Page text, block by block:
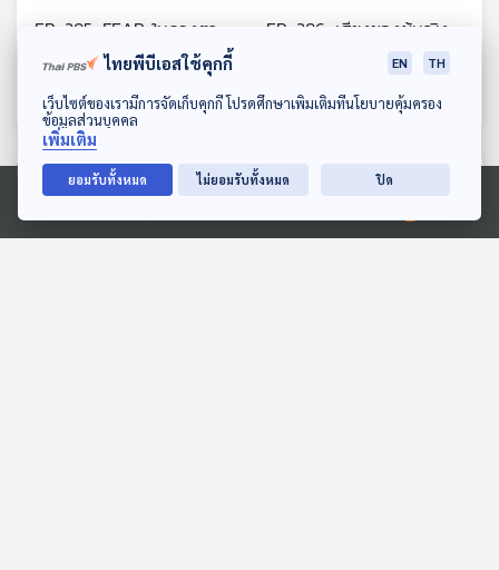
ดาวน์โหลด Thai PBS Podcast Application
Ⓒ 2020 องค์การกระจายเสียงและแพร่ภาพสาธารณะแห่งประเทศไทย
EP. 285: FEAR ในดวงตา
ของพายุ
EP. 286: เสียงของผู้หญิง
ก่อนและหลัง 2475
ตอนที่เกี่ยวข้อง
ไทยพีบีเอสใช้คุกกี้ EN TH
เว็บไซต์ของเรามีการจัดเก็บคุกกี้ โปรดศึกษาเพิ่มเติมที่นโยบายคุ้มครอง
ข้อมูลส่วนบุคคล
เพิ่มเติม
ยอมรับทั้งหมด ไม่ยอมรับทั้งหมด ปิด